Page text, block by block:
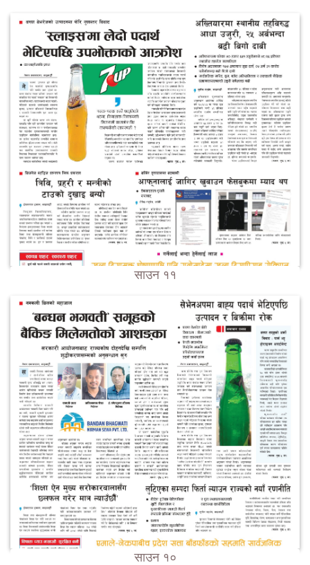
साउन ११
साउन १०